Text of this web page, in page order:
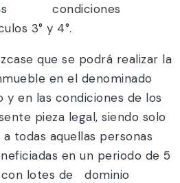
las condiciones
3° y 4°.
que se podrá realizar la
en el denominado
y en las condiciones de los
pieza legal, siendo solo
a todas aquellas personas
en un periodo de 5
con lotes de dominio